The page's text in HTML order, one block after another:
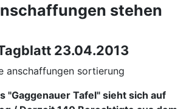
stehen
23.04.2013
"Gaggenauer Tafel" sieht sich auf